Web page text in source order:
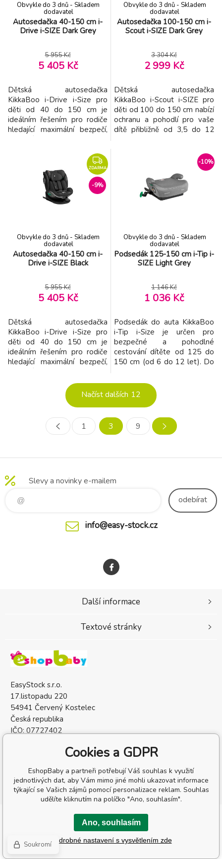
Autosedačka 40-150 cm i-
Drive i-SIZE Dark Grey
Obvykle do 3 dnů - Skladem
dodavatel
5 955 Kč
5 405 Kč
Dětská autosedačka
KikkaBoo i-Drive i-Size pro
děti od 40 do 150 cm je
ideálním řešením pro rodiče
hledající maximální bezpečí,
až do 12 let. Autosedačka
splňuje nejvyšší bezpečnostní
standardy i-Size podle normy
R129/03 a byla testována
organizací TÜV NORD.
Autosedačka 100-150 cm i-
Scout i-SIZE Dark Grey
Obvykle do 3 dnů - Skladem
dodavatel
3 304 Kč
2 999 Kč
Dětská autosedačka
KikkaBoo i-Scout i-SIZE pro
děti od 100 do 150 cm nabízí
ochranu a pohodlí pro vaše
dítě přibližně od 3,5 do 12
standardy i-Size podle normy
R129/03 a byla testována
organizací TÜV NORD.
Polohovatelné sedadlo
nabízí 4 polohy náklonu pro
ZDARMA
-9%
Autosedačka 40-150 cm i-
Drive i-SIZE Black
Obvykle do 3 dnů - Skladem
dodavatel
5 955 Kč
5 405 Kč
Dětská autosedačka
KikkaBoo i-Drive i-Size pro
děti od 40 do 150 cm je
ideálním řešením pro rodiče
hledající maximální bezpečí,
růstu jejich dítěte od narození
až do 12 let. Autosedačka
splňuje nejvyšší bezpečnostní
R129/03 a byla testována
organizací TÜV NORD.
-10%
Podsedák 125-150 cm i-Tip i-
SIZE Light Grey
Obvykle do 3 dnů - Skladem
dodavatel
1 146 Kč
1 036 Kč
Podsedák do auta KikkaBoo
i-Tip i-Size je určen pro
bezpečné a pohodlné
cestování dítěte od 125 do
150 cm (od 6 do 12 let). Do
úchytů Isofix. Dítě se při
použití podsedáku připoutává
s pomocí 3-bodových
spona podsedáku pomáhá
udržení pásů v optimální
Načíst dalších 12
1 3 9
Slevy a novinky e-mailem
odebírat
info@easy-stock.cz
EasyStock s.r.o.
17.listopadu 220
54941 Červený Kostelec
Česká republika
IČO: 07727402
Další informace
Textové stránky
Copyright © 2026 EasyStock s.r.o.
Všechna práva vyhrazena.
Tento eshop dodala firma BINARGON.cz-Mapa stránek
Cookies a GDPR
EshopBaby a partneři potřebují Váš souhlas k využití
jednotlivých dat, aby Vám mimo jiné mohli ukazovat informace
týkající se Vašich zájmů pomocí personalizace reklam. Souhlas
udělíte kliknutím na políčko "Ano, souhlasím".
Ano, souhlasím
Podrobné nastavení s vysvětlením zde
Soukromí